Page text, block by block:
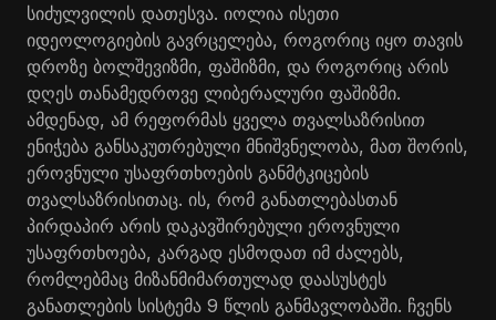
სიძულვილის დათესვა. იოლია ისეთი
იდეოლოგიების გავრცელება, როგორიც იყო თავის
დროზე ბოლშევიზმი, ფაშიზმი, და როგორიც არის
დღეს თანამედროვე ლიბერალური ფაშიზმი.
ამდენად, ამ რეფორმას ყველა თვალსაზრისით
ენიჭება განსაკუთრებული მნიშვნელობა, მათ შორის,
ეროვნული უსაფრთხოების განმტკიცების
თვალსაზრისითაც. ის, რომ განათლებასთან
პირდაპირ არის დაკავშირებული ეროვნული
უსაფრთხოება, კარგად ესმოდათ იმ ძალებს,
რომლებმაც მიზანმიმართულად დაასუსტეს
განათლების სისტემა 9 წლის განმავლობაში. ჩვენს